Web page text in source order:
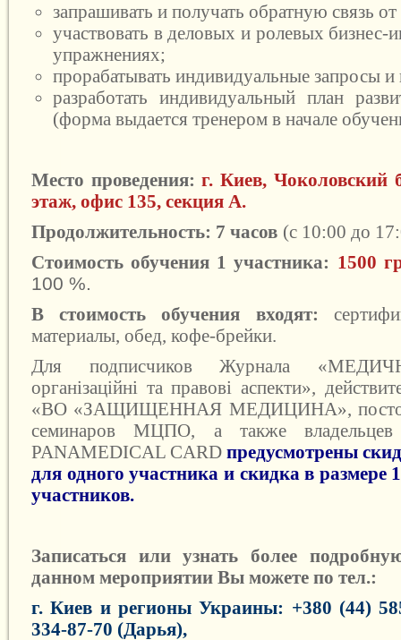
запрашивать и получать обратную связь от
участвовать в деловых и ролевых бизнес-
упражнениях;
прорабатывать индивидуальные запросы и
разработать индивидуальный план
(форма выдается тренером в начале
Место проведения: г. Киев, Чоколовский
этаж, офис 135, секция А.
Продолжительность: 7 часов (с 10:00 до
Стоимость обучения 1 участника: 1500
100 %.
В стоимость обучения входят:
материалы, обед, кофе-брейки.
Для подписчиков Журнала «
організаційні та правові аспекти»,
«ВО «ЗАЩИЩЕННАЯ МЕДИЦИНА»,
семинаров МЦПО, а также владельцев
PANAMEDICAL CARD предусмотрены
для одного участника и скидка в размере
участников.
Записаться или узнать более
данном мероприятии Вы можете по тел.:
г. Киев и регионы Украины: +380 (44)
334-87-70 (Дарья),